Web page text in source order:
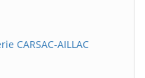
CARSAC-AILLAC